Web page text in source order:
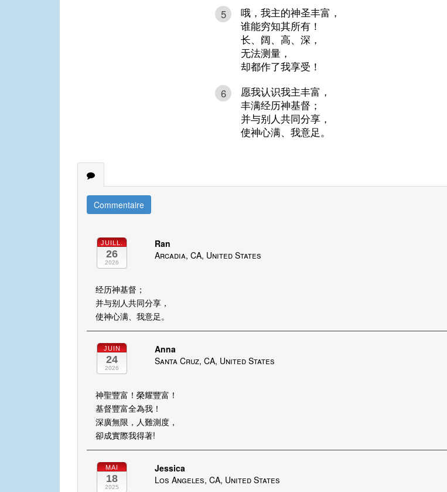
5
哦，我主的神圣丰富，
谁能穷知其所有！
长、阔、高、深，
无法测量，
却都作了我享受！
6
愿我认识我主丰富，
丰满经历神基督；
并与别人共同分享，
使神心满、我意足。
Commentaire
JUILL.
26
2026
Ran
Arcadia, CA, United States
经历神基督；
并与别人共同分享，
使神心满、我意足。
JUIN
24
2026
Anna
Santa Cruz, CA, United States
神聖豐富！榮耀豐富！
基督豐富全為我！
深廣無限，人難測度，
卻成實際我得著!
MAI
18
2025
Jessica
Los Angeles, CA, United States